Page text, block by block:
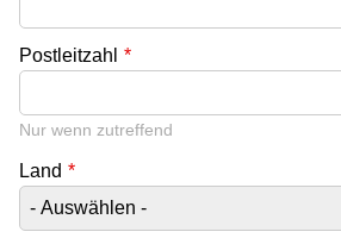
Postleitzahl *
Nur wenn zutreffend
Land *